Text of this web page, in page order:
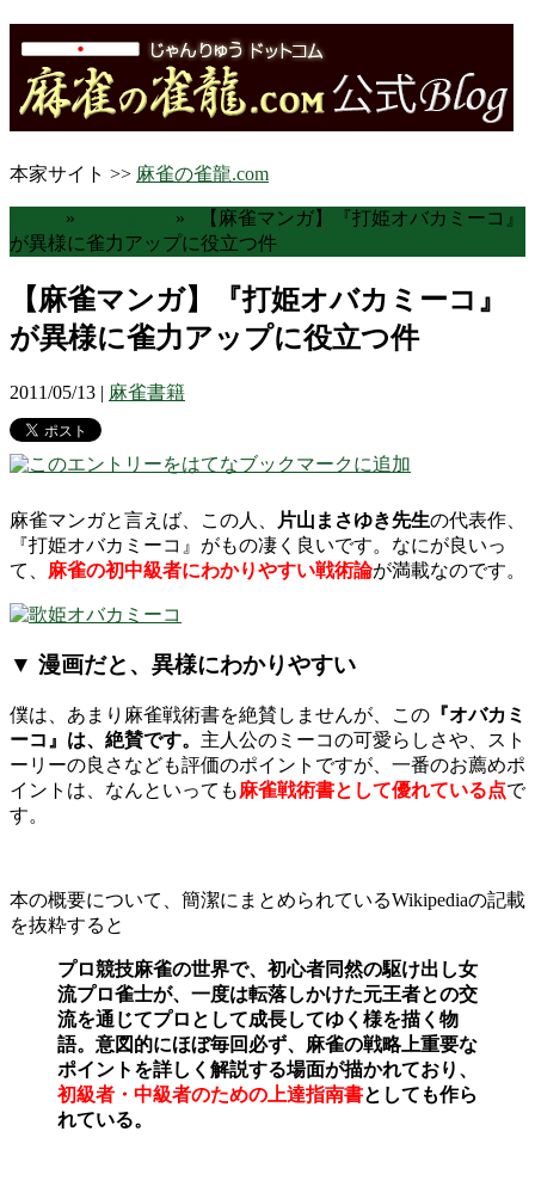
本家サイト >> 麻雀の雀龍.com
»
» 【麻雀マンガ】『打姫オバカミーコ』
が異様に雀力アップに役立つ件
【麻雀マンガ】『打姫オバカミーコ』
が異様に雀力アップに役立つ件
2011/05/13 | 麻雀書籍
麻雀マンガと言えば、この人、 片山まさゆき先生の代表作、
『打姫オバカミーコ』がもの凄く良いです。なにが良いっ
て、 麻雀の初中級者にわかりやすい戦術論が満載なのです。
▼ 漫画だと、異様にわかりやすい
僕は、あまり麻雀戦術書を絶賛しませんが、この 『オバカミ
ーコ』は、絶賛です。 主人公のミーコの可愛らしさや、スト
ーリーの良さなども評価のポイントですが、一番のお薦めポ
イントは、なんといっても麻雀戦術書として優れている点で
す。
本の概要について、簡潔にまとめられているWikipediaの記載
を抜粋すると
プロ競技麻雀の世界で、初心者同然の駆け出し女
流プロ雀士が、一度は転落しかけた元王者との交
流を通じてプロとして成長してゆく様を描く物
語。意図的にほぼ毎回必ず、麻雀の戦略上重要な
ポイントを詳しく解説する場面が描かれており、
初級者・中級者のための上達指南書としても作ら
れている。